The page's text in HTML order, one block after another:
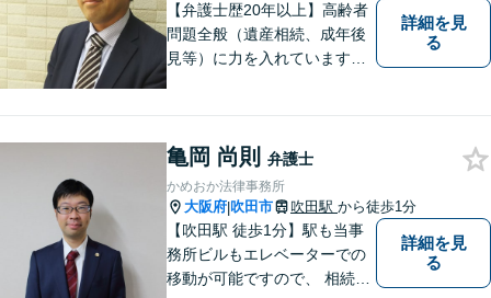
【弁護士歴20年以上】高齢者
問題全般（遺産相続、成年後
見等）に力を入れています。
詳細を見
る
亀岡 尚則 弁護士
かめおか法律事務所
大阪府|吹田市 吹田駅 から徒歩1分
【吹田駅 徒歩1分】駅も当事
務所ビルもエレベーターでの
移動が可能ですので、 相続の
詳細を見
る